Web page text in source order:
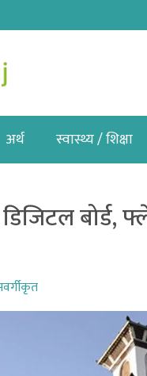
अर्थ स्वास्थ्य / शिक्षा
बोर्ड,